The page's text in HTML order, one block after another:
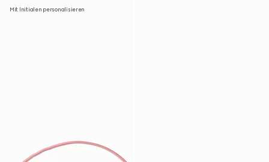
Mit Initialen personalisieren